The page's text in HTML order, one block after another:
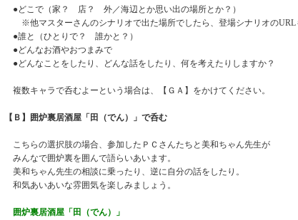
●どこで（家？ 店？ 外／海辺とか思い出の場所とか？）
※他マスターさんのシナリオで出た場所でしたら、登場シナリオのURL
●誰と（ひとりで？ 誰かと？）
●どんなお酒やおつまみで
●どんなことをしたり、どんな話をしたり、何を考えたりしますか？
複数キャラで呑むよーという場合は、【ＧＡ】をかけてください。
【Ｂ】囲炉裏居酒屋「田（でん）」で呑む
こちらの選択肢の場合、参加したＰＣさんたちと美和ちゃん先生が
みんなで囲炉裏を囲んで語らいあいます。
美和ちゃん先生の相談に乗ったり、逆に自分の話をしたり。
和気あいあいな雰囲気を楽しみましょう。
囲炉裏居酒屋「田（でん）」